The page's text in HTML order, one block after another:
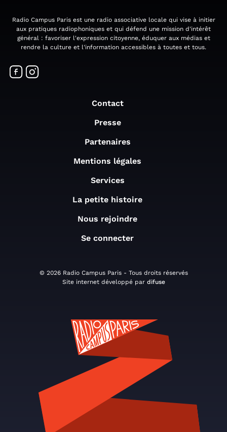
Radio Campus Paris est une radio associative locale qui vise à initier
aux pratiques radiophoniques et qui défend une mission d'intérêt
général : favoriser l'expression citoyenne, éduquer aux médias et
rendre la culture et l'information accessibles à toutes et tous.
Contact
Presse
Partenaires
Mentions légales
Services
La petite histoire
Nous rejoindre
Se connecter
© 2026 Radio Campus Paris - Tous droits réservés
Site internet développé par difuse